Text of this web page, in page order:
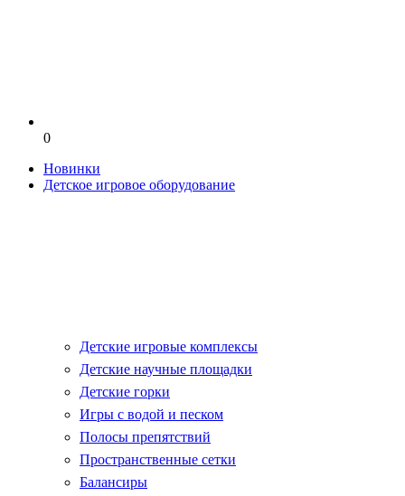
0
Новинки
Детское игровое оборудование
Детские игровые комплексы
Детские научные площадки
Детские горки
Игры с водой и песком
Полосы препятствий
Пространственные сетки
Балансиры